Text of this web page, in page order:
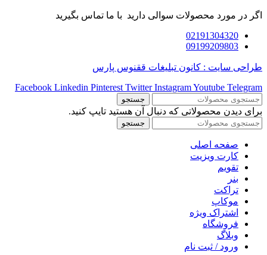
اگر در مورد محصولات سوالی دارید با ما تماس بگیرید
02191304320
09199209803
طراحی سایت : کانون تبلیغات ققنوس پارس
Facebook Linkedin Pinterest Twitter InstagramYoutube Telegram
جستجو
برای دیدن محصولاتی که دنبال آن هستید تایپ کنید.
جستجو
صفحه اصلی
کارت ویزیت
تقویم
بنر
تراکت
موکاپ
اشتراک ویژه
فروشگاه
وبلاگ
ورود / ثبت نام